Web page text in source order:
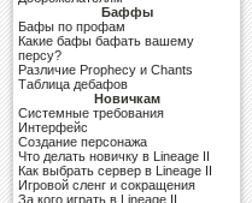
Баффы
Бафы по профам
Какие бафы бафать вашему
персу?
Различие Prophecy и Chants
Таблица дебафов
Новичкам
Системные требования
Интерфейс
Создание персонажа
Что делать новичку в Lineage II
Как выбрать сервер в Lineage II
Игровой сленг и сокращения
За кого играть в Lineage II